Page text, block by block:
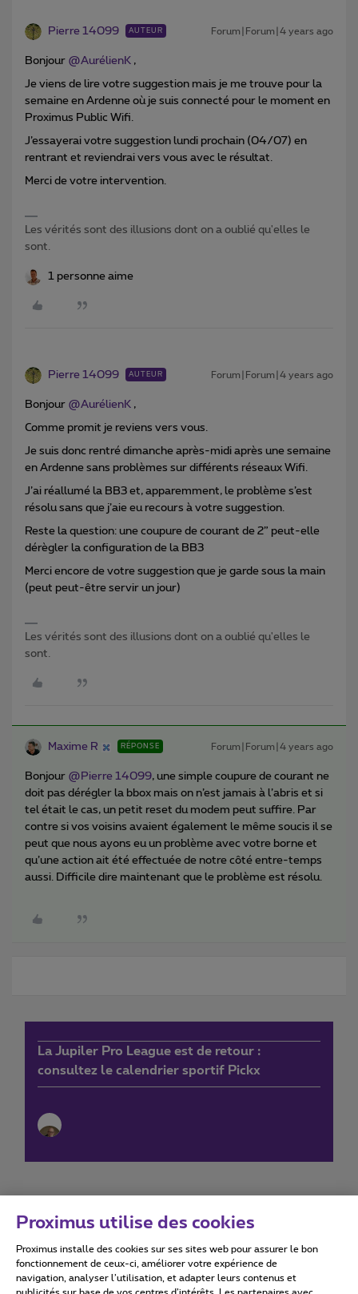
Pierre 14099 AUTEUR Forum|Forum|4 years ago
Bonjour @AurélienK ,
Je viens de lire votre suggestion mais je me trouve pour la
semaine en Ardenne où je suis connecté pour le moment en
Proximus Public Wifi.
J’essayerai votre suggestion lundi prochain (04/07) en
rentrant et reviendrai vers vous avec le résultat.
Merci de votre intervention.
Les vérités sont des illusions dont on a oublié qu'elles le
sont.
1 personne aime
Pierre 14099 AUTEUR Forum|Forum|4 years ago
Bonjour @AurélienK ,
Comme promit je reviens vers vous.
Je suis donc rentré dimanche après-midi après une semaine
en Ardenne sans problèmes sur différents réseaux Wifi.
J’ai réallumé la BB3 et, apparemment, le problème s’est
résolu sans que j’aie eu recours à votre suggestion.
Reste la question: une coupure de courant de 2” peut-elle
dérègler la configuration de la BB3
Merci encore de votre suggestion que je garde sous la main
(peut peut-être servir un jour)
Les vérités sont des illusions dont on a oublié qu'elles le
sont.
Maxime R RÉPONSE Forum|Forum|4 years ago
Bonjour @Pierre 14099, une simple coupure de courant ne
doit pas dérégler la bbox mais on n’est jamais à l’abris et si
tel était le cas, un petit reset du modem peut suffire. Par
contre si vos voisins avaient également le même soucis il se
peut que nous ayons eu un problème avec votre borne et
qu’une action ait été effectuée de notre côté entre-temps
aussi. Difficile dire maintenant que le problème est résolu.
La Jupiler Pro League est de retour :
consultez le calendrier sportif Pickx
Conditions d'utilisation Accessibility statement
Proximus utilise des cookies
Proximus installe des cookies sur ses sites web pour assurer le bon
fonctionnement de ceux-ci, améliorer votre expérience de
navigation, analyser l’utilisation, et adapter leurs contenus et